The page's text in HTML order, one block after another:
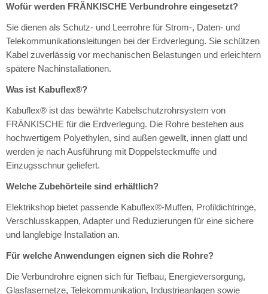
Wofür werden FRÄNKISCHE Verbundrohre eingesetzt?
Sie dienen als Schutz- und Leerrohre für Strom-, Daten- und
Telekommunikationsleitungen bei der Erdverlegung. Sie schützen
Kabel zuverlässig vor mechanischen Belastungen und erleichtern
spätere Nachinstallationen.
Was ist Kabuflex®?
Kabuflex® ist das bewährte Kabelschutzrohrsystem von
FRÄNKISCHE für die Erdverlegung. Die Rohre bestehen aus
hochwertigem Polyethylen, sind außen gewellt, innen glatt und
werden je nach Ausführung mit Doppelsteckmuffe und
Einzugsschnur geliefert.
Welche Zubehörteile sind erhältlich?
Elektrikshop bietet passende Kabuflex®-Muffen, Profildichtringe,
Verschlusskappen, Adapter und Reduzierungen für eine sichere
und langlebige Installation an.
Für welche Anwendungen eignen sich die Rohre?
Die Verbundrohre eignen sich für Tiefbau, Energieversorgung,
Glasfasernetze, Telekommunikation, Industrieanlagen sowie